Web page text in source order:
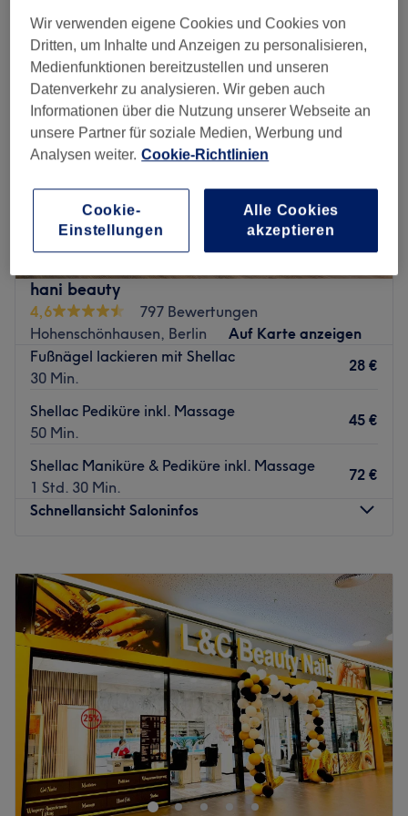
hani beauty
4,6
797 Bewertungen
Hohenschönhausen, Berlin
Auf Karte anzeigen
Fußnägel lackieren mit Shellac
30 Min.
28 €
Shellac Pediküre inkl. Massage
50 Min.
45 €
Shellac Maniküre & Pediküre inkl. Massage
1 Std. 30 Min.
72 €
Schnellansicht Saloninfos
Dienstag
09:30
20:00
Mittwoch
09:30
Donnerstag
Freitag
09:30–20:00
Samstag
09:30–20:00
Sonntag
Geschlossen
Bereit für das komplette Verwöhn-Programm und allerlei
Beauty-Treatments, die es in sich haben? Im Kosmetik-
Salon hani beauty im Linden Center in Berlin am Prerower
Platz gibt es mehr als nur eine Behandlung, um es sich
Wir verwenden eigene Cookies und Cookies von
Dritten, um Inhalte und Anzeigen zu personalisieren,
Medienfunktionen bereitzustellen und unseren
Datenverkehr zu analysieren. Wir geben auch
Informationen über die Nutzung unserer Webseite an
unsere Partner für soziale Medien, Werbung und
Analysen weiter. Cookie-Richtlinien
Cookie-
Einstellungen
Alle Cookies
akzeptieren